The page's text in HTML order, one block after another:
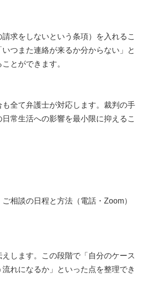
求をしないという条項）を入れるこ
つまた連絡が来るか分からない」と
とができます。
全て弁護士が対応します。裁判の手
常生活への影響を最小限に抑えるこ
相談の日程と方法（電話・Zoom）
します。この段階で「自分のケース
れになるか」といった点を整理でき